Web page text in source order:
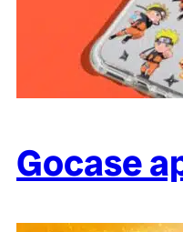
Gocase